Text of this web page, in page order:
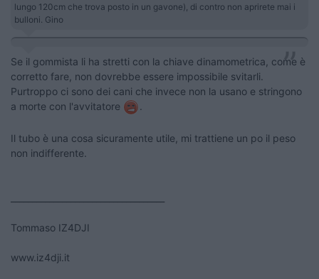
lungo 120cm che trova posto in un gavone), di contro non aprirete mai i
bulloni. Gino
Se il gommista li ha stretti con la chiave dinamometrica, come è
corretto fare, non dovrebbe essere impossibile svitarli.
Purtroppo ci sono dei cani che invece non la usano e stringono
a morte con l'avvitatore
.
Il tubo è una cosa sicuramente utile, mi trattiene un po il peso
non indifferente.
Tommaso IZ4DJI
www.iz4dji.it